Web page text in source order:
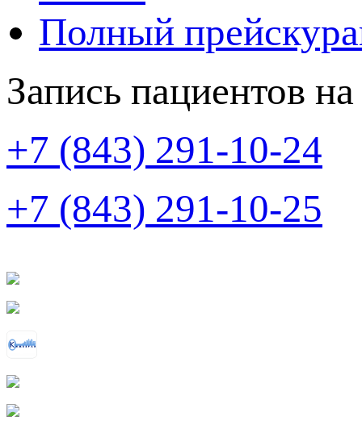
Полный
Запись пациентов
+7 (843) 291-10-24
+7 (843) 291-10-25